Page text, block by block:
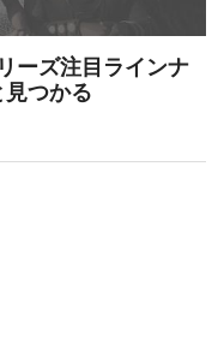
ーズ注目ラインナ
つかる